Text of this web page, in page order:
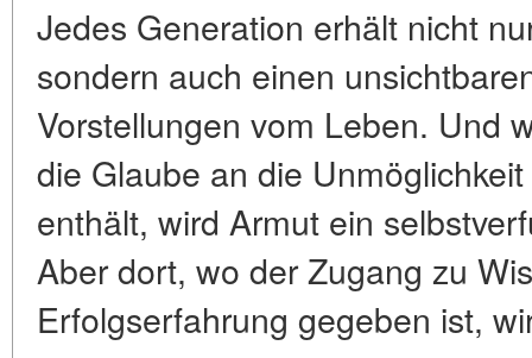
Jedes Generation erhält nicht
sondern auch einen
Vorstellungen vom Leben. Und
die Glaube an die
enthält, wird Armut ein
Aber dort, wo der Zugang zu
Erfolgserfahrung gegeben ist,